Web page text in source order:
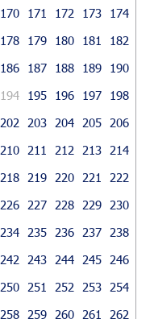
170 171 172 173
174
178 179 180 181
182
186 187 188 189
190
194 195 196 197
198
202 203 204 205
206
210 211 212 213
214
218 219 220 221
222
226 227 228 229
230
234 235 236 237
238
242 243 244 245
246
250 251 252 253
254
258 259 260 261 262